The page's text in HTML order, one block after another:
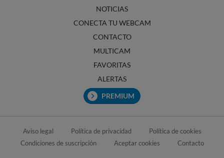
NOTICIAS
CONECTA TU WEBCAM
CONTACTO
MULTICAM
FAVORITAS
ALERTAS
PREMIUM
Aviso legal Política de privacidad
Política de cookies
Condiciones de suscripción
Aceptar cookies Contacto